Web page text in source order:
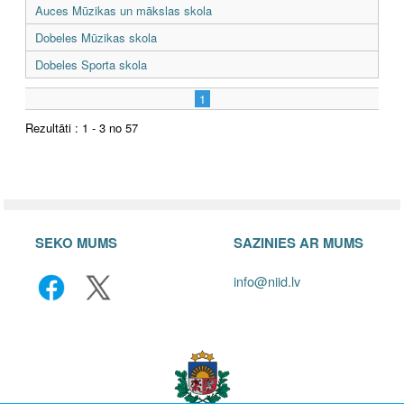
Auces Mūzikas un mākslas skola
Dobeles Mūzikas skola
Dobeles Sporta skola
1
Rezultāti : 1 - 3 no 57
SEKO MUMS SAZINIES AR MUMS
info@niid.lv